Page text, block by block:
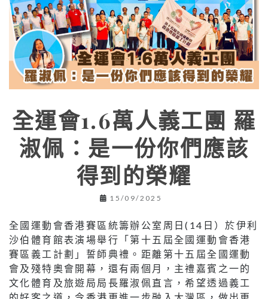
全運會1.6萬人義工團 羅
淑佩：是一份你們應該
得到的榮耀
15/09/2025
全國運動會香港賽區統籌辦公室周日(14日）於伊利
沙伯體育館表演場舉行「第十五屆全國運動會香港
賽區義工計劃」誓師典禮。距離第十五屆全國運動
會及殘特奧會開幕，還有兩個月，主禮嘉賓之一的
文化體育及旅遊局局長羅淑佩直言，希望透過義工